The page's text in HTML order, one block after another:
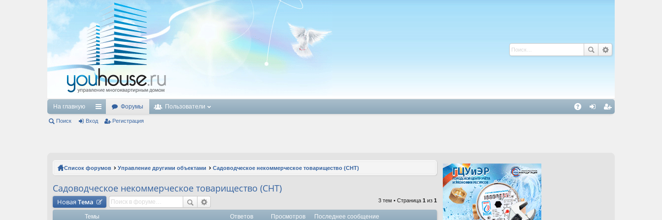
На главную С
с
и
Форумы Пользователи
Поиск Вход Регистрация
Список форумов Управление другими объектами Садоводческое некоммерческое товарищество (СНТ)
Садоводческое некоммерческое товарищество (СНТ)
Новая Тема 3 тем • Страница 1 из 1
Темы Ответов Просмотров Последнее сообщение